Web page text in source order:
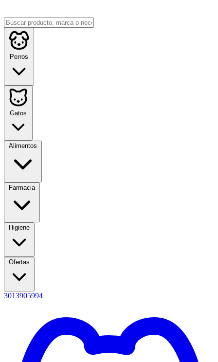
Perros
Gatos
Alimentos
Farmacia
Higiene
Ofertas
3013905994